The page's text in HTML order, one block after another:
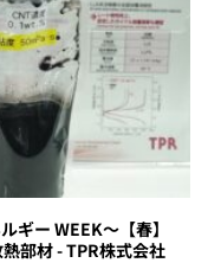
ギー WEEK～【春】
部材 - TPR株式会社